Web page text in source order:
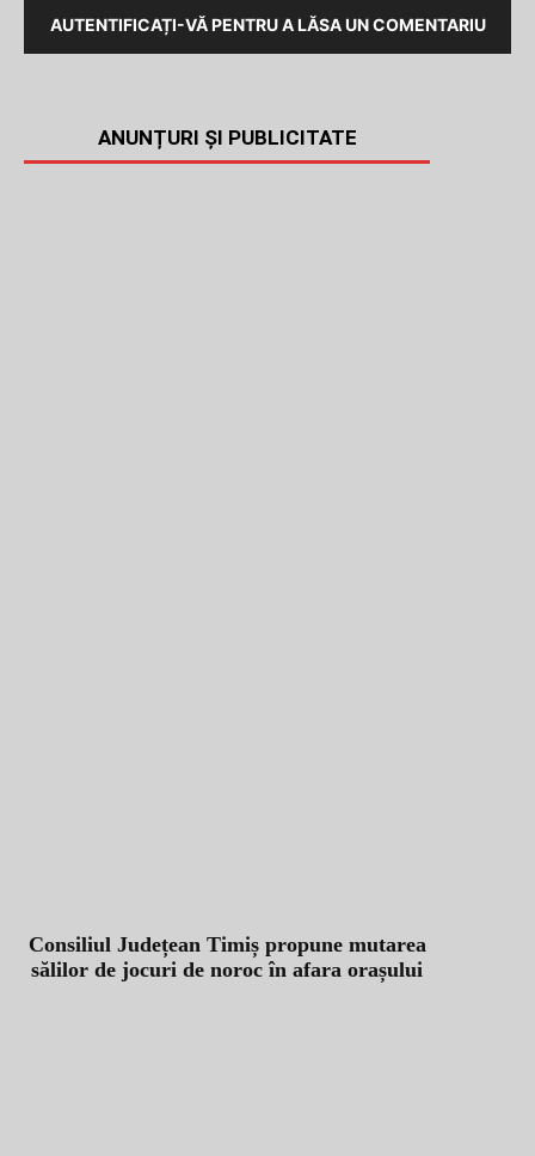
AUTENTIFICAȚI-VĂ PENTRU A LĂSA UN COMENTARIU
ANUNȚURI ȘI PUBLICITATE
Consiliul Județean Timiș propune mutarea
sălilor de jocuri de noroc în afara orașului